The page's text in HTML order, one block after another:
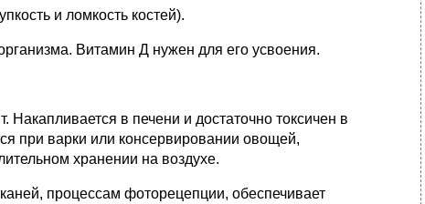
и ломкость костей).
Витамин Д нужен для его усвоения.
в печени и достаточно токсичен в
при варки или консервировании овощей,
хранении на воздухе.
процессам фоторецепции, обеспечивает